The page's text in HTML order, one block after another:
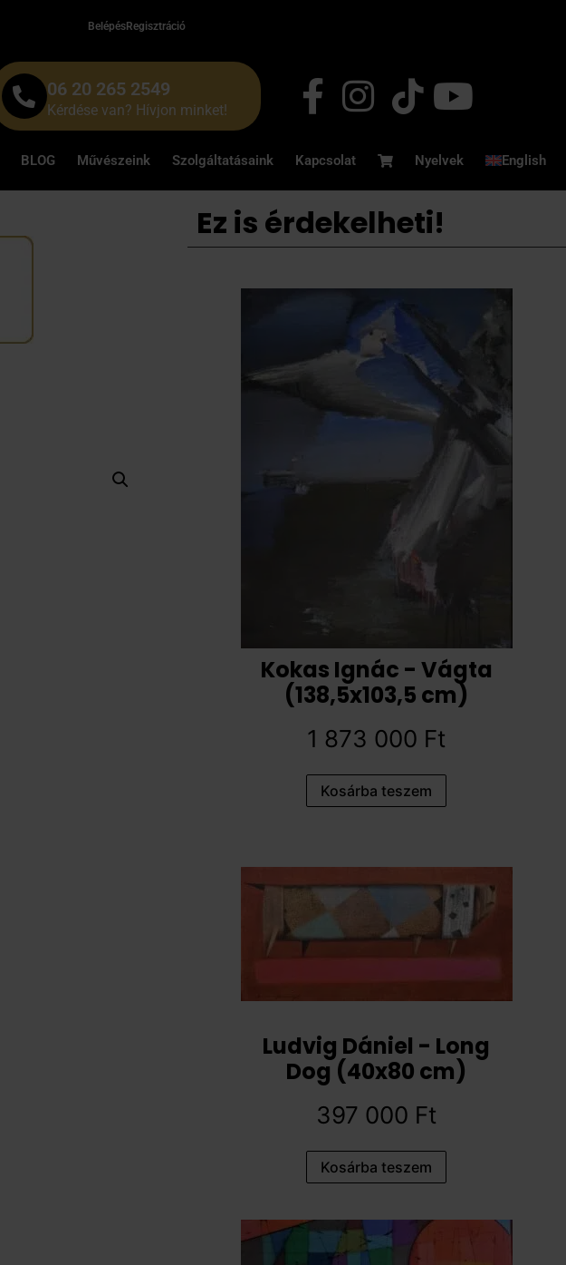
BelépésRegisztráció
06 20 265 2549
Kérdése van? Hívjon minket!
BLOG Művészeink Szolgáltatásaink Kapcsolat Nyelvek English
Ez is érdekelheti!
Kokas Ignác - Vágta
(138,5x103,5 cm)
1 873 000 Ft
Kosárba teszem
Ludvig Dániel - Long
Dog (40x80 cm)
397 000 Ft
Kosárba teszem